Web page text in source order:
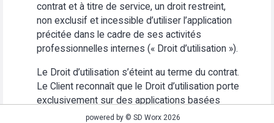
contrat et à titre de service, un droit restreint,
non exclusif et incessible d’utiliser l’application
précitée dans le cadre de ses activités
professionnelles internes (« Droit d’utilisation »).
Le Droit d’utilisation s’éteint au terme du contrat.
Le Client reconnaît que le Droit d’utilisation porte
exclusivement sur des applications basées
Web. Le Client s’abstiendra (i) d’utiliser
powered by © SD Worx 2026